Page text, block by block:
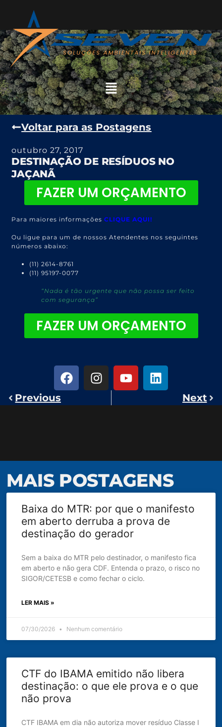
Voltar para as Postagens
outubro 27, 2017
DESTINAÇÃO DE RESÍDUOS NO
JAÇANÃ
FAZER UM ORÇAMENTO
Para maiores informaçõesCLIQUE AQUI!
Ou ligue para um de nossos Atendentes nos seguintes
números abaixo:
(11) 2614-8761
(11) 95197-0077
“Nada é tão urgente que não possa ser feito
com segurança”
FAZER UM ORÇAMENTO
Previous Next
MAIS POSTAGENS
Baixa do MTR: por que o manifesto
em aberto derruba a prova de
destinação do gerador
Sem a baixa do MTR pelo destinador, o manifesto fica
em aberto e não gera CDF. Entenda o prazo, o risco no
SIGOR/CETESB e como fechar o ciclo.
LER MAIS »
07/30/2026 Nenhum comentário
CTF do IBAMA emitido não libera
destinação: o que ele prova e o que
não prova
CTF IBAMA em dia não autoriza mover resíduo Classe I